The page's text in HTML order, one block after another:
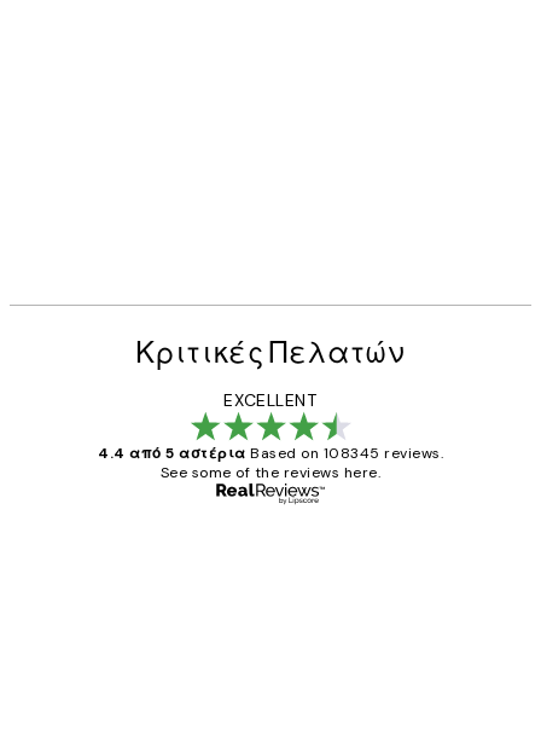
Κριτικές Πελατών
EXCELLENT
4.4 από 5 αστέρια Based on 108345 reviews.
See some of the reviews here.